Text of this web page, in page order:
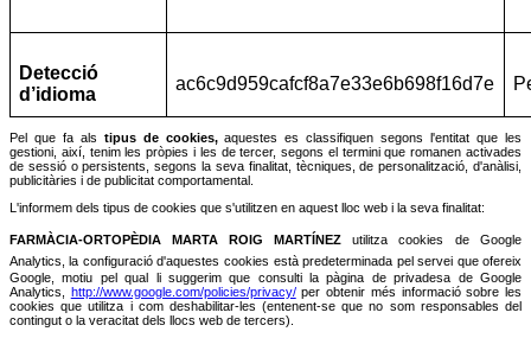
Detecció
d’idioma
ac6c9d959cafcf8a7e33e6b698f16d7e
Pel que fa als tipus de cookies,aquestes es classifiquen segons l'entitat que les
gestioni, així, tenim les pròpies i les de tercer, segons el termini que romanen activades
de sessió o persistents, segons la seva finalitat, tècniques, de personalització, d'anàlisi,
publicitàries i de publicitat comportamental.
L'informem dels tipus de cookies que s'utilitzen en aquest lloc web i la seva finalitat:
FARMÀCIA-ORTOPÈDIA MARTA ROIG MARTÍNEZ utilitza cookies
de Google
Analytics, la configuració d'aquestes cookies està predeterminada pel servei que ofereix
Google, motiu pel qual li suggerim que consulti la pàgina de privadesa de Google
Analytics, http://www.google.com/policies/privacy/per obtenir més informació sobre les
cookies que utilitza i com deshabilitar-les (entenent-se que no som responsables del
contingut o la veracitat dels llocs web de tercers).